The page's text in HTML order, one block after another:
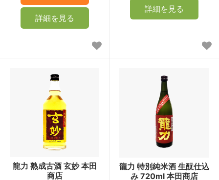
詳細を見る
詳細を見る
龍力 熟成古酒 玄妙 本田
商店
龍力 特別純米酒 生酛仕込
み 720ml 本田商店